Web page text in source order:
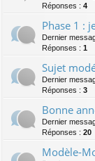
Réponses : 4
Phase 1 :
Dernier
Réponses : 1
Sujet
Dernier
Réponses : 3
Bonne
Dernier
Réponses : 20
Modèle-